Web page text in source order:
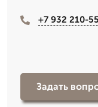
+7 932 210-
Задать